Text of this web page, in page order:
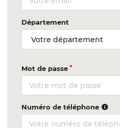
Département
Mot de passe
Numéro de téléphone